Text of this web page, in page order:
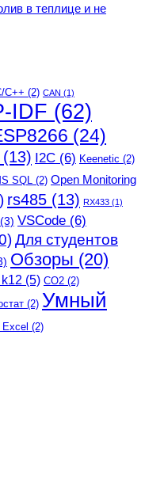
в теплице и не
C++ (2) CAN (1)
IDF (62)
(24)
(13) I2C (6) Keenetic (2)
SQL (2) Open Monitoring
rs485 (13) RX433 (1)
(3) VSCode (6)
Для студентов
Обзоры (20)
(5) СО2 (2)
(2) Умный
(2)